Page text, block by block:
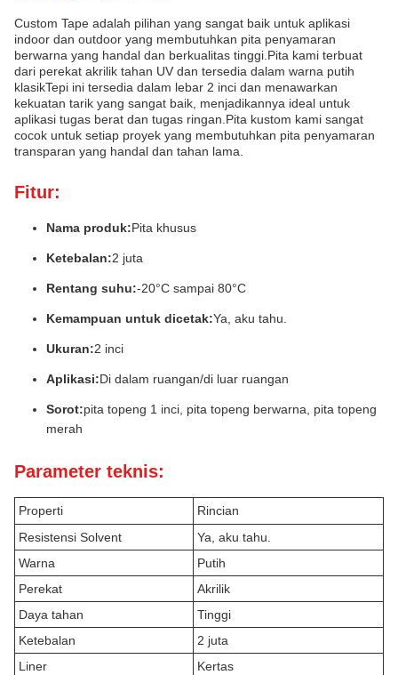
Custom Tape adalah pilihan yang sangat baik untuk aplikasi
indoor dan outdoor yang membutuhkan pita penyamaran
berwarna yang handal dan berkualitas tinggi.Pita kami terbuat
dari perekat akrilik tahan UV dan tersedia dalam warna putih
klasikTepi ini tersedia dalam lebar 2 inci dan menawarkan
kekuatan tarik yang sangat baik, menjadikannya ideal untuk
aplikasi tugas berat dan tugas ringan.Pita kustom kami sangat
cocok untuk setiap proyek yang membutuhkan pita penyamaran
transparan yang handal dan tahan lama.
Fitur:
Nama produk:Pita khusus
Ketebalan:2 juta
Rentang suhu:-20°C sampai 80°C
Kemampuan untuk dicetak:Ya, aku tahu.
Ukuran:2 inci
Aplikasi:Di dalam ruangan/di luar ruangan
Sorot:pita topeng 1 inci, pita topeng berwarna, pita topeng
merah
Parameter teknis:
Properti
Rincian
Resistensi Solvent
Ya, aku tahu.
Warna
Putih
Perekat
Akrilik
Daya tahan
Tinggi
Ketebalan
2 juta
Liner
Kertas